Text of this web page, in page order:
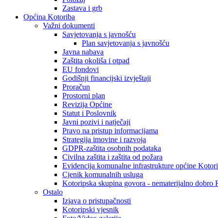
Zastava i grb
Općina Kotoriba
Važni dokumenti
Savjetovanja s javnošću
Plan savjetovanja s javnošću
Javna nabava
Zaštita okoliša i otpad
EU fondovi
Godišnji financijski izvještaji
Proračun
Prostorni plan
Revizija Općine
Statut i Poslovnik
Javni pozivi i natječaji
Pravo na pristup informacijama
Strategija imovine i razvoja
GDPR-zaštita osobnih podataka
Civilna zaštita i zaštita od požara
Evidencija komunalne infrastrukture općine
Cjenik komunalnih usluga
Kotoripska skupina govora - nematerijalno dobro
Ostalo
Izjava o pristupačnosti
Kotoripski vjesnik